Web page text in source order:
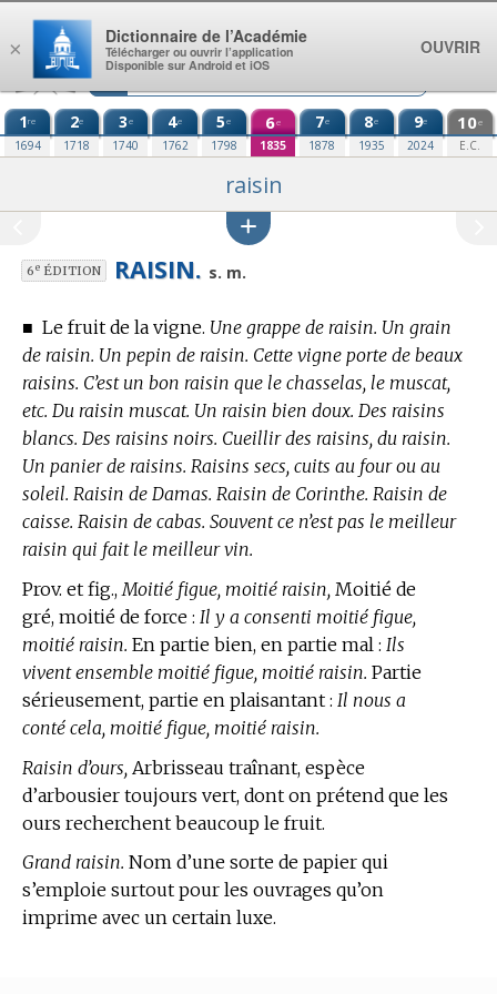
Aller au contenu
1re
1694
2e
1718
3e
1740
4e
1762
5e
1798
6e
1835
7e
1878
8e
1935
9e
2024
10e
E.C.
raisin
6eÉDITION RAISIN. s. m.
■ Le fruit de la vigne. Une grappe de raisin. Un grain
de raisin. Un pepin de raisin. Cette vigne porte de beaux
raisins. C’est un bon raisin que le chasselas, le muscat,
etc. Du raisin muscat. Un raisin bien doux. Des raisins
blancs. Des raisins noirs. Cueillir des raisins, du raisin.
Un panier de raisins. Raisins secs, cuits au four ou au
soleil. Raisin de Damas. Raisin de Corinthe. Raisin de
caisse. Raisin de cabas. Souvent ce n’est pas le meilleur
raisin qui fait le meilleur vin.
Prov. et fig., Moitié figue, moitié raisin, Moitié de
gré, moitié de force : Il y a consenti moitié figue,
moitié raisin. En partie bien, en partie mal : Ils
vivent ensemble moitié figue, moitié raisin. Partie
sérieusement, partie en plaisantant : Il nous a
conté cela, moitié figue, moitié raisin.
Raisin d’ours, Arbrisseau traînant, espèce
d’arbousier toujours vert, dont on prétend que les
ours recherchent beaucoup le fruit.
Grand raisin. Nom d’une sorte de papier qui
s’emploie surtout pour les ouvrages qu’on
imprime avec un certain luxe.
×
Dictionnaire de l’Académie
Télécharger ou ouvrir l’application
Disponible sur Android et iOS
OUVRIR